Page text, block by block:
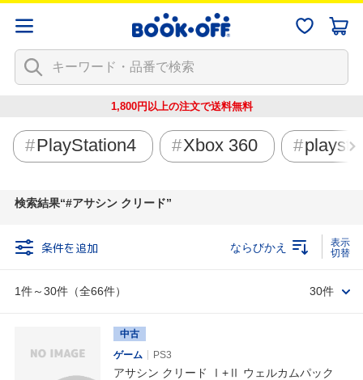
1,800円以上の注文で送料無料
PlayStation4 Xbox 360
検索結果 #アサシン クリード
条件を追加
1件～30件（全66件）
ならびかえ
30件
中古
ゲーム
PS3
アサシン クリード Ⅰ+Ⅱ ウェルカムパック